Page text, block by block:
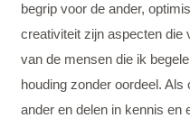
begrip voor de ander,
creativiteit zijn aspecten die
van de mensen die ik
houding zonder oordeel.
ander en delen in kennis en